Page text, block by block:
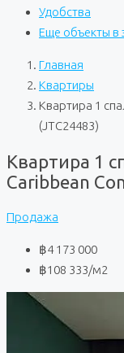
Удобства
Еще объекты в
Главная
Квартиры
Квартира 1
(JTC24483)
Квартира 1
Caribbean
Продажа
฿4 173 000
฿108 333/м2